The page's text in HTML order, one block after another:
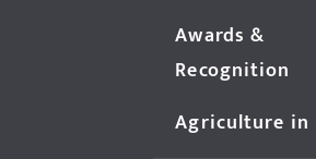
Awards &
Recognition
Agriculture in